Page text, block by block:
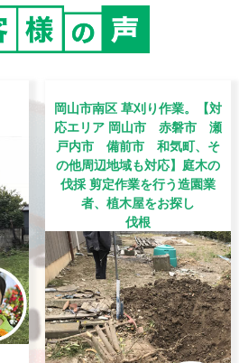
岡山市南区 草刈り作業。【対
応エリア 岡山市 赤磐市 瀬
戸内市 備前市 和気町、そ
の他周辺地域も対応】庭木の
伐採 剪定作業を行う造園業
者、植木屋をお探し
伐根